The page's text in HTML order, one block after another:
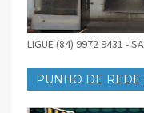
LIGUE (84) 9972 9431 -
PUNHO DE